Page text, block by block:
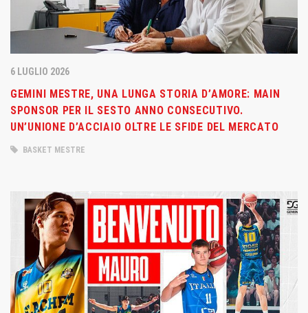
6 LUGLIO 2026
GEMINI MESTRE, UNA LUNGA STORIA D’AMORE: MAIN
SPONSOR PER IL SESTO ANNO CONSECUTIVO.
UN’UNIONE D’ACCIAIO OLTRE LE SFIDE DEL MERCATO
BASKET MESTRE